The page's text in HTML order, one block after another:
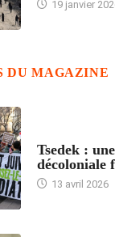
19 janvier
DU MAGAZINE
Tsedek :
décoloniale
13 avril 2026